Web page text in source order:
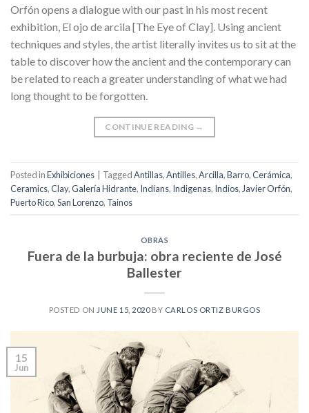
Orfón opens a dialogue with our past in his most recent
exhibition, El ojo de arcila [The Eye of Clay]. Using ancient
techniques and styles, the artist literally invites us to sit at the
table to discover how the ancient and the contemporary can
be related to reach a greater understanding of what we had
long thought to be forgotten.
CONTINUE READING →
Posted inExhibiciones | TaggedAntillas,Antilles,Arcilla,Barro,Cerámica,
Ceramics,Clay,Galería Hidrante, Indians, Indigenas, Indios, Javier Orfón,
Puerto Rico,San Lorenzo, Tainos
OBRAS
Fuera de la burbuja: obra reciente de José
Ballester
POSTED ON JUNE 15, 2020BY CARLOS ORTIZ BURGOS
15
Jun